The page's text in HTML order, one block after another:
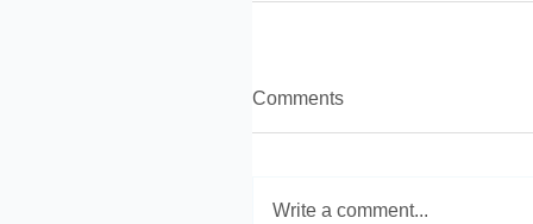
Comments
Write a comment...